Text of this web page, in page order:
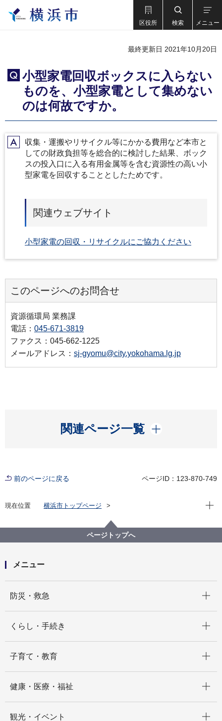
区役所 検索 メニュー
最終更新日 2021年10月20日
Q
小型家電回収ボックスに入らない
ものを、小型家電として集めない
のは何故ですか。
A収集・運搬やリサイクル等にかかる費用など本市と
しての財政負担等を総合的に検討した結果、ボック
スの投入口に入る有用金属等を含む資源性の高い小
型家電を回収することとしたためです。
関連ウェブサイト
小型家電の回収・リサイクルにご協力ください
このページへのお問合せ
資源循環局 業務課
電話： 045-671-3819
ファクス：045-662-1225
メールアドレス： sj-gyomu@city.yokohama.lg.jp
関連ページ一覧
開く
前のページに戻る ページID：123-870-749
現在位置
横浜市トップページ
資源循環局
小型家電回収ボックスに入らないものを、小型家電と
して集めないのは何故ですか。
現在
ページトップへ
メニュー
防災・救急
くらし・手続き
子育て・教育
健康・医療・福祉
観光・イベント